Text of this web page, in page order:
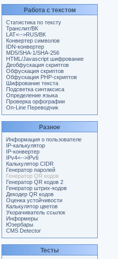
Работа с текстом
Статистика по тексту
Транслит/ВК
LAT<-->RUS/ВК
Конвертер символов
IDN-конвертер
MD5/SHA-1/SHA-256
HTML/Javascript шифрование
Деобфускация скриптов
Обфускация скриптов
Обфускация PHP-скриптов
Шифрование текста
Подсветка синтаксиса
Определение языка
Проверка орфографии
On-Line Переводчик
Разное
Информация о пользователе
IP-калькулятор
IP-конвертер
IPv4<-->IPv6
Калькулятор CIDR
Генератор паролей
Генератор QR кодов
Генератор QR кодов 2
Генератор штрих-кодов
Декодер QR кодов
Оценка устойчивости
Калькулятор цветов
Укорачиватель ссылок
Информеры
Юзербары
CMS Detector
Тесты